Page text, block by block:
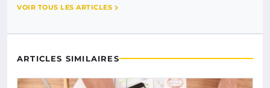
VOIR TOUS LES ARTICLES
ARTICLES SIMILAIRES